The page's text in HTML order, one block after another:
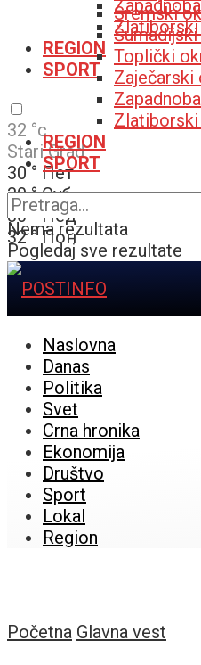
Zlatiborski
REGION
SPORT
32 °c
Stari Grad
30 ° Пет
30 ° Суб
30 ° Нед
32 ° Пон
Sremski
Toplički
Zaječarski
REGION
SPORT
Nema rezultata
Pogledaj sve rezultate
Naslovna
Danas
Politika
Svet
Crna hronika
Ekonomija
Društvo
Sport
Lokal
Region
Početna Glavna vest